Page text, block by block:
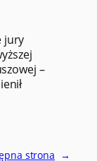
jury
–
strona →